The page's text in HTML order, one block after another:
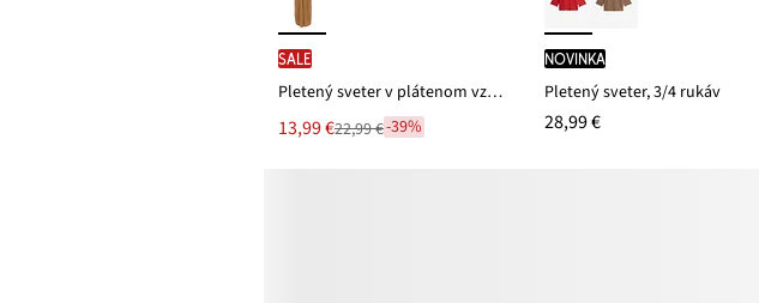
SALE
Pletený sveter v plátenom vzhľade
Nová
cena
13,99 €
Zľava 22,99 €-39%
novinka
Pletený sveter, 3/4 rukáv
28,99 €